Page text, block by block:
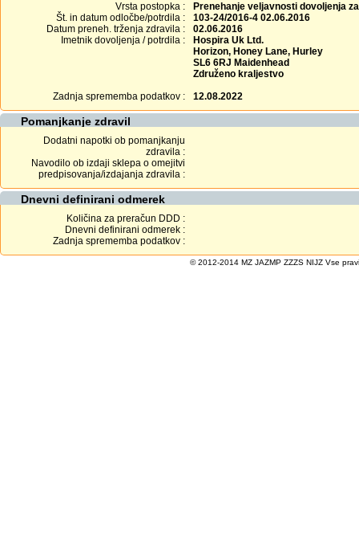
Vrsta postopka :
Prenehanje veljavnosti dovoljenja
Št. in datum odločbe/potrdila :
103-24/2016-4 02.06.2016
Datum preneh. trženja zdravila :
02.06.2016
Imetnik dovoljenja / potrdila :
Hospira Uk Ltd.
Horizon, Honey Lane, Hurley
SL6 6RJ Maidenhead
Združeno kraljestvo
Zadnja sprememba podatkov :
12.08.2022
Pomanjkanje zdravil
Dodatni napotki ob pomanjkanju
zdravila :
Navodilo ob izdaji sklepa o omejitvi
predpisovanja/izdajanja zdravila :
Dnevni definirani odmerek
Količina za preračun DDD :
Dnevni definirani odmerek :
Zadnja sprememba podatkov :
© 2012-2014 MZ JAZMP ZZZS NIJZ Vse